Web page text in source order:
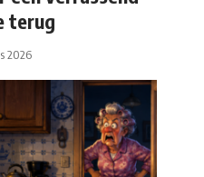
terug
2026